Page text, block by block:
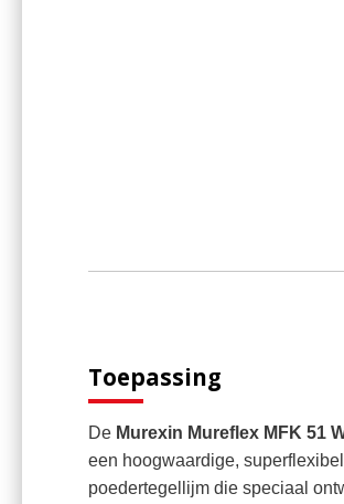
Toepassing
De Murexin Mureflex MFK 51
een hoogwaardige,
poedertegellijm die speciaal